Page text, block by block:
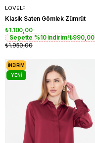
LOVELF
Klasik Saten Gömlek Zümrüt
₺1.100,00
Sepette %10 indirim!₺990,00
₺1.950,00
İNDIRIM
YENI